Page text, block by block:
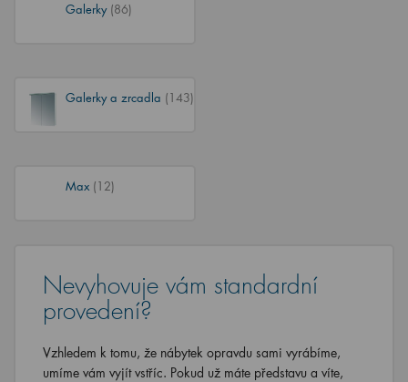
Galerky (86)
Galerky a zrcadla (143)
Max (12)
Nevyhovuje vám standardní
provedení?
Vzhledem k tomu, že nábytek opravdu sami vyrábíme,
umíme vám vyjít vstříc. Pokud už máte představu a víte,